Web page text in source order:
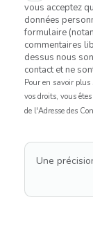
vous acceptez
données
formulaire
commentaires
dessus nous
contact et ne
Pour en savoir plus
vos droits, vous
de l'Adresse des
Une